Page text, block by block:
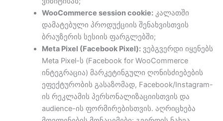
WooCommerce session cookie:კალათში
დამატებული პროდუქციის შენახვისთვის
ბრაუზერის სესიის ფარგლებში;
Meta Pixel (Facebook Pixel):ვებგვერდი იყენებს
Meta Pixel-ს (Facebook for WooCommerce
ინტეგრაცია) მარკეტინგული ღონისძიებების
ეფექტურობის გასაზომად, Facebook/Instagram-
ის რეკლამის პერსონალიზაციისთვის და
audience-ის ფორმირებისთვის. აღრიცხება